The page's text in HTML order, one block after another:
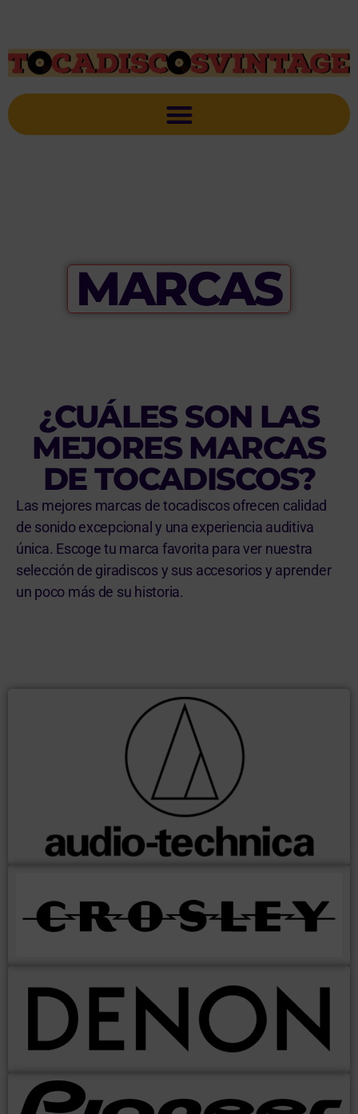
MARCAS
¿CUÁLES SON LAS
MEJORES MARCAS
DE TOCADISCOS?
Las mejores marcas de tocadiscos ofrecen calidad
de sonido excepcional y una experiencia auditiva
única. Escoge tu marca favorita para ver nuestra
selección de giradiscos y sus accesorios y aprender
un poco más de su historia.